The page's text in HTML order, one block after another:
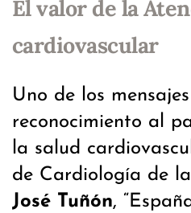
El valor de la
cardiovascular
Uno de los
reconocimiento al
la salud
de Cardiología de
José Tuñón,